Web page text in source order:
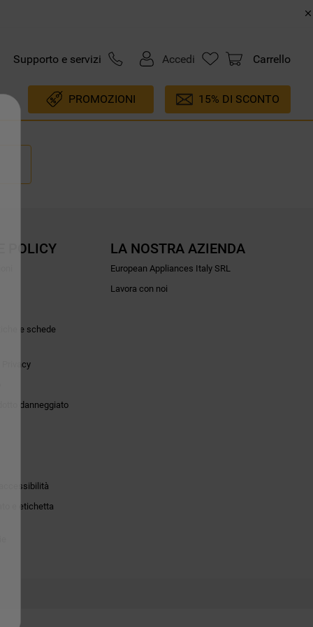
Supporto e servizi Accedi Carrello
PROMOZIONI 15% DI SCONTO
POLICY
e schede
Privacy
danneggiato
e etichetta
LA NOSTRA AZIENDA
European Appliances Italy SRL
Lavora con noi